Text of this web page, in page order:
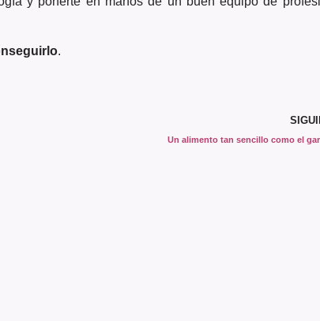
.
Un alimento tan sencillo como el